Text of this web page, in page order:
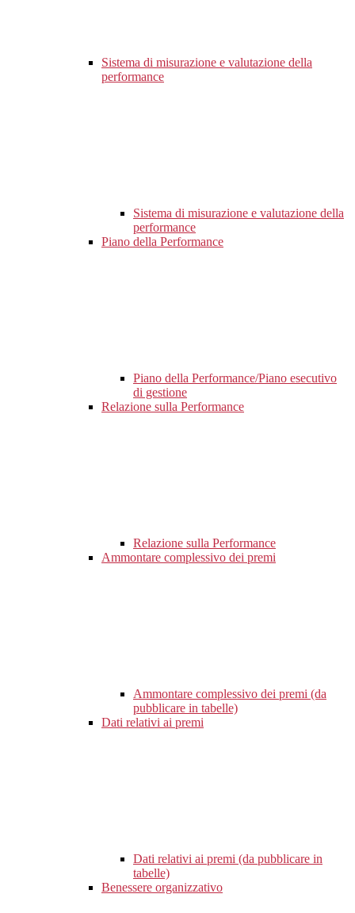
Sistema di misurazione e valutazione della
performance
Sistema di misurazione e valutazione della
performance
Piano della Performance
Piano della Performance/Piano esecutivo
di gestione
Relazione sulla Performance
Relazione sulla Performance
Ammontare complessivo dei premi
Ammontare complessivo dei premi (da
pubblicare in tabelle)
Dati relativi ai premi
Dati relativi ai premi (da pubblicare in
tabelle)
Benessere organizzativo